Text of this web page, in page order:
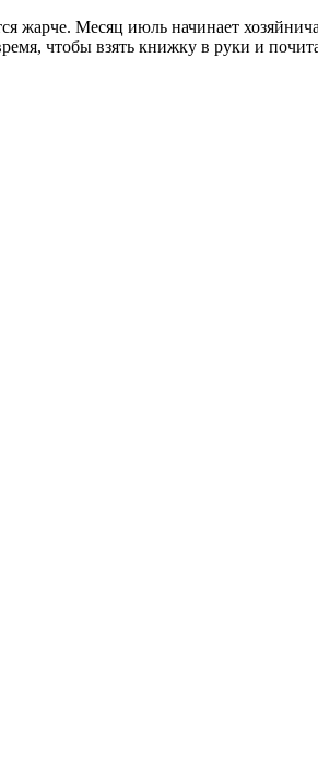
жарче. Месяц июль начинает
чтобы взять книжку в руки и